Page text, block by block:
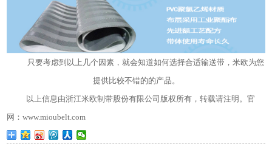
只要考虑到以上几个因素，就会知道如何选择合适输送带，米欧为您
提供比较不错的的产品。
以上信息由浙江米欧制带股份有限公司版权所有，转载请注明。官
网：www.mioubelt.com